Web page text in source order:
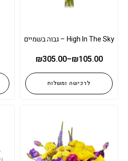
High In The Sky – גבוה בשמיים
₪105.00
–
₪305.00
לרכישה ומשלוח